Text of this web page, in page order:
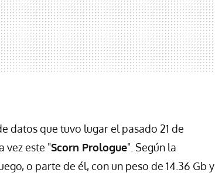
datos que tuvo lugar el pasado 21 de
vez este "Scorn Prologue". Según la
o parte de él, con un peso de 14.36 Gb y